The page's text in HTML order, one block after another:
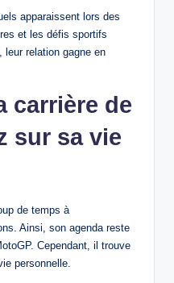
apparaissent lors des
et les défis sportifs
relation gagne en
carrière de
sur sa vie
de temps à
Ainsi, son agenda reste
Cependant, il trouve
personnelle.